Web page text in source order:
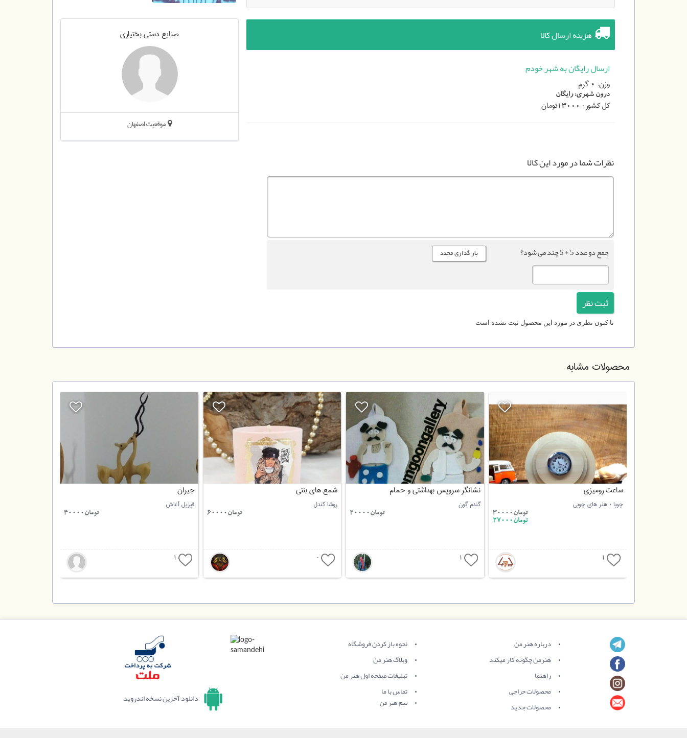
هزینه ارسال کالا
ارسال رایگان به شهر خودم
وزن: گرم
درون شهری:رایگان
کل کشور : 13000تومان
نظرات شما در مورد این کالا
جمع دو عدد 5 + 5 چند می شود؟
تا کنون نظری در مورد این محصول ثبت نشده است
صنایع دستی بختیاری
موقعیت:اصفهان
محصولات مشابه
جیران
قیزیل آغاش
تومان40000
1
شمع های بنتی
روشا کندل
تومان60000
0
نشانگر سرویس بهداشتی و حمام
گندم گون
تومان20000
1
ساعت رومیزی
چوبا ؛ هنر های چوبی
تومان30000
تومان27000
1
درباره هنر من
هنرمن چگونه کار میکند
راهنما
محصولات حراجی
محصولات جدید
نحوه باز کردن فروشگاه
وبلاگ هنر من
تبلیغات صفحه اول هنر من
تماس با ما
تیم هنر من دانلود آخرین نسخه اندروید